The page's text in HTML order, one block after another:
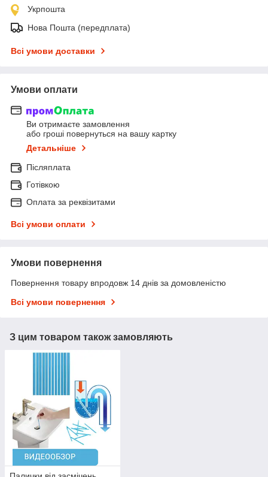
Укрпошта
Нова Пошта (передплата)
Всі умови доставки
Умови оплати
Ви отримаєте замовлення
або гроші повернуться на вашу картку
Детальніше
Післяплата
Готівкою
Оплата за реквізитами
Всі умови оплати
Умови повернення
Повернення товару впродовж 14 днів за домовленістю
Всі умови повернення
З цим товаром також замовляють